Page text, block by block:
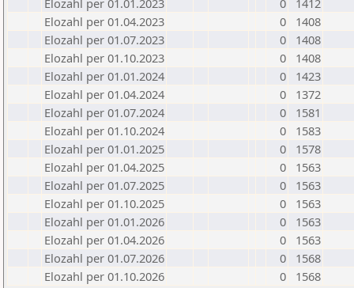
Elozahl per 01.01.2023
0
1412
Elozahl per 01.04.2023
0
1408
Elozahl per 01.07.2023
0
1408
Elozahl per 01.10.2023
0
1408
Elozahl per 01.01.2024
0
1423
Elozahl per 01.04.2024
0
1372
Elozahl per 01.07.2024
0
1581
Elozahl per 01.10.2024
0
1583
Elozahl per 01.01.2025
0
1578
Elozahl per 01.04.2025
0
1563
Elozahl per 01.07.2025
0
1563
Elozahl per 01.10.2025
0
1563
Elozahl per 01.01.2026
0
1563
Elozahl per 01.04.2026
0
1563
Elozahl per 01.07.2026
0
1568
Elozahl per 01.10.2026
0 1568